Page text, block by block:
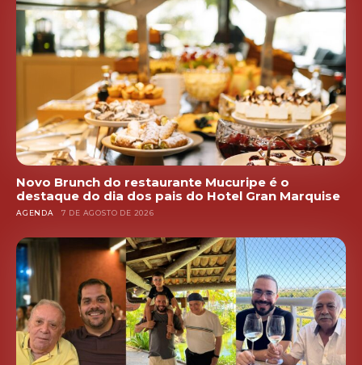
Novo Brunch do restaurante Mucuripe é o
destaque do dia dos pais do Hotel Gran Marquise
AGENDA 7 DE AGOSTO DE 2026